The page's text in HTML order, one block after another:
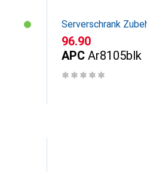
Serverschrank
CHF
96.90
APC Ar8105blk